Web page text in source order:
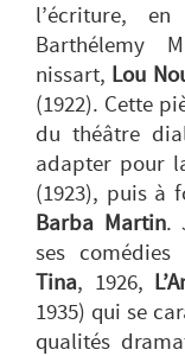
l’écriture,
Barthélemy
nissart, Lou
(1922). Cette
du théâtre
adapter pour
(1923), puis à
Barba Martin.
ses comédies
Tina, 1926,
1935) qui se
qualités